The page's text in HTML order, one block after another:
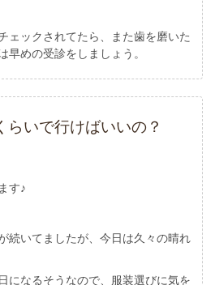
ェックされてたら、また歯を磨いた
めの受診をしましょう。
らいで行けばいいの？
す♪
続いてましたが、今日は久々の晴れ
になるそうなので、服装選びに気を